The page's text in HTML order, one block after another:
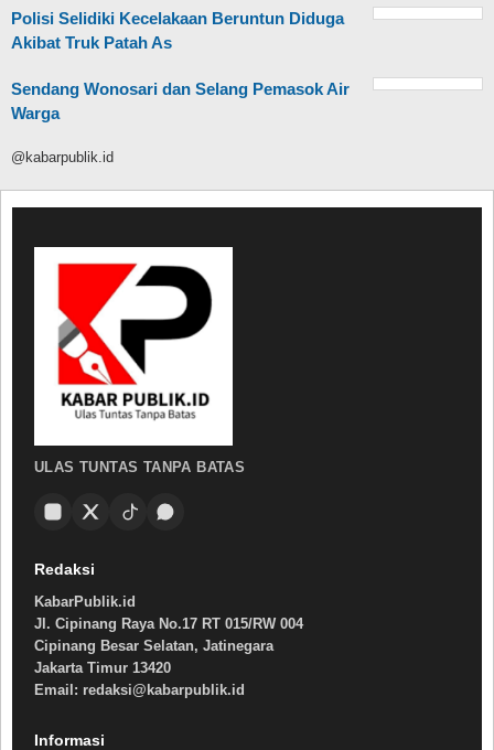
Polisi Selidiki Kecelakaan Beruntun Diduga
Akibat Truk Patah As
Sendang Wonosari dan Selang Pemasok Air
Warga
@kabarpublik.id
ULAS TUNTAS TANPA BATAS
Redaksi
KabarPublik.id
Jl. Cipinang Raya No.17 RT 015/RW 004
Cipinang Besar Selatan, Jatinegara
Jakarta Timur 13420
Email: redaksi@kabarpublik.id
Informasi